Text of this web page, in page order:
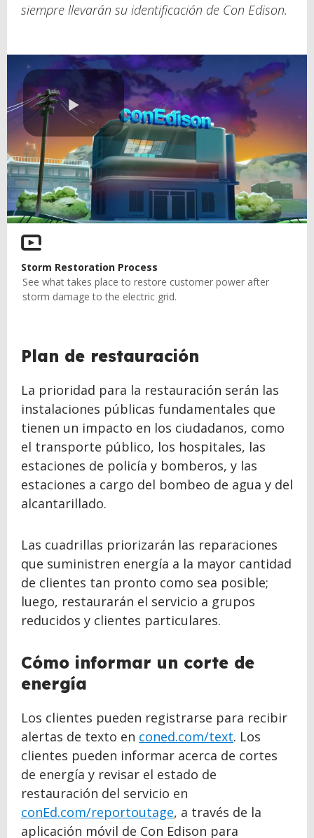
siempre llevarán su identificación de Con Edison.
Play
Video
Storm Restoration Process
See what takes place to restore customer power after
storm damage to the electric grid.
Plan de restauración
La prioridad para la restauración serán las
instalaciones públicas fundamentales que
tienen un impacto en los ciudadanos, como
el transporte público, los hospitales, las
estaciones de policía y bomberos, y las
estaciones a cargo del bombeo de agua y del
alcantarillado.
Las cuadrillas priorizarán las reparaciones
que suministren energía a la mayor cantidad
de clientes tan pronto como sea posible;
luego, restaurarán el servicio a grupos
reducidos y clientes particulares.
Cómo informar un corte de
energía
Los clientes pueden registrarse para recibir
alertas de texto en coned.com/text. Los
clientes pueden informar acerca de cortes
de energía y revisar el estado de
restauración del servicio en
conEd.com/reportoutage, a través de la
aplicación móvil de Con Edison para